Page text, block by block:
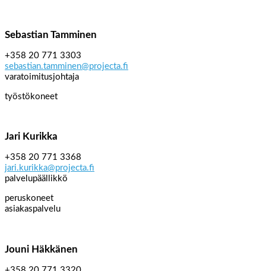
Sebastian Tamminen
+358 20 771 3303
sebastian.tamminen@projecta.fi
varatoimitusjohtaja
työstökoneet
Jari Kurikka
+358 20 771 3368
jari.kurikka@projecta.fi
palvelupäällikkö
peruskoneet
asiakaspalvelu
Jouni Häkkänen